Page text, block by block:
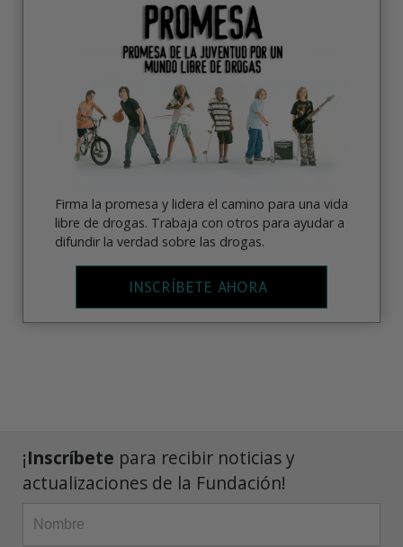
Firma la promesa y lidera el camino para una vida
libre de drogas. Trabaja con otros para ayudar a
difundir la verdad sobre las drogas.
INSCRÍBETE AHORA
¡Inscríbete para recibir noticias y
actualizaciones de la Fundación!